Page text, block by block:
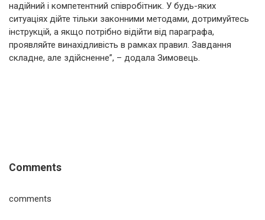
надійний і компетентний співробітник. У будь-яких
ситуаціях дійте тільки законними методами, дотримуйтесь
інструкцій, а якщо потрібно відійти від параграфа,
проявляйте винахідливість в рамках правил. Завдання
складне, але здійсненне”, – додала Зимовець.
Comments
comments